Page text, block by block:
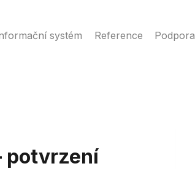
systém Reference Podpora
potvrzení